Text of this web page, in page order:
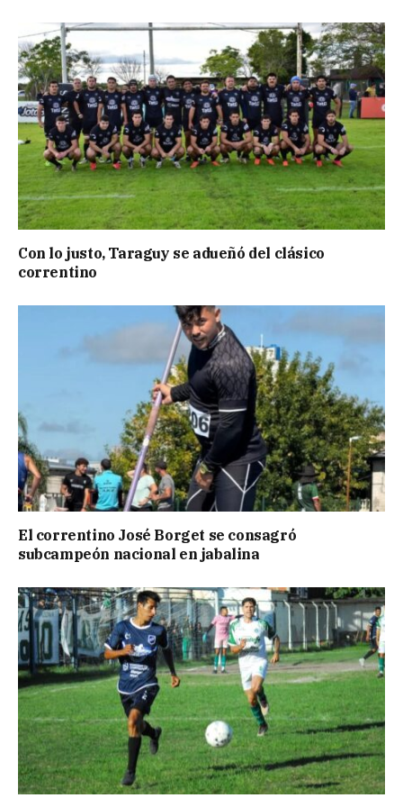
Con lo justo, Taraguy se adueñó del clásico
correntino
El correntino José Borget se consagró
subcampeón nacional en jabalina